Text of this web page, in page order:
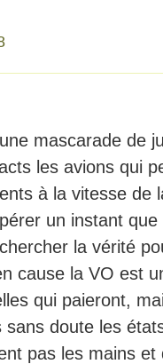
mascarade de
les avions qui
à la vitesse de
un instant
la vérité
cause la VO est
qui paieront,
sans doute les
pas les mains